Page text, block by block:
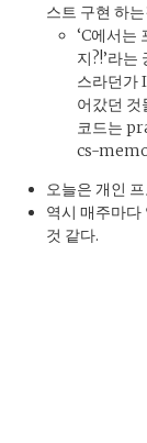
스트 구현 하
‘C에서는
지?!’라는
스라던가
어갔던 것
코드는
cs-
오늘은 개인
역시 매주마다
것 같다.